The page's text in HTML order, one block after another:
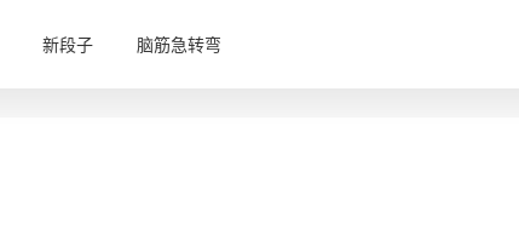
新段子 脑筋急转弯